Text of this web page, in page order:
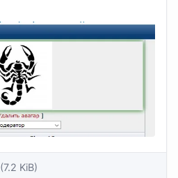
(7.2 KiB)